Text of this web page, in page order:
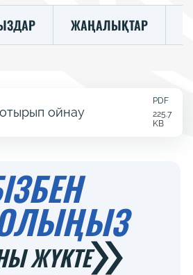
ЖАҢАЛЫҚТАР
ойнау
PDF
225.7
KB
ЖҮКТЕ